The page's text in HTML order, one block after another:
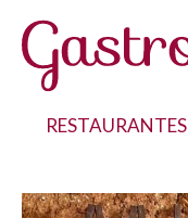
RESTAURANTES